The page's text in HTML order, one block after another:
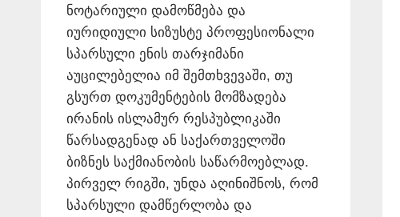
ნოტარიული დამოწმება და
იურიდიული სიზუსტე პროფესიონალი
სპარსული ენის თარჯიმანი
აუცილებელია იმ შემთხვევაში, თუ
გსურთ დოკუმენტების მომზადება
ირანის ისლამურ რესპუბლიკაში
წარსადგენად ან საქართველოში
ბიზნეს საქმიანობის საწარმოებლად.
პირველ რიგში, უნდა აღინიშნოს, რომ
სპარსული დამწერლობა და